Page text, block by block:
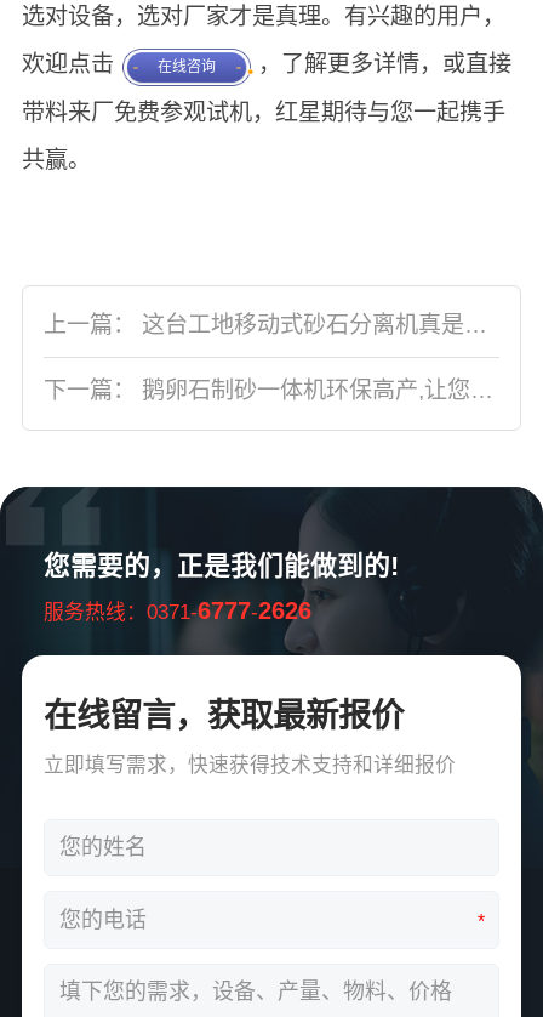
选对设备，选对厂家才是真理。有兴趣的用户，
欢迎点击
在线咨询
，了解更多详情，或直接
带料来厂免费参观试机，红星期待与您一起携手
共赢。
上一篇： 这台工地移动式砂石分离机真是物超所值
下一篇： 鹅卵石制砂一体机环保高产,让您省时省力
您需要的，正是我们能做到的!
服务热线：0371-6777-2626
在线留言，获取最新报价
立即填写需求，快速获得技术支持和详细报价
*